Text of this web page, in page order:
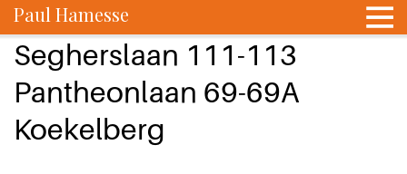
Paul Hamesse
Segherslaan 111-113
Pantheonlaan 69-69A
Koekelberg